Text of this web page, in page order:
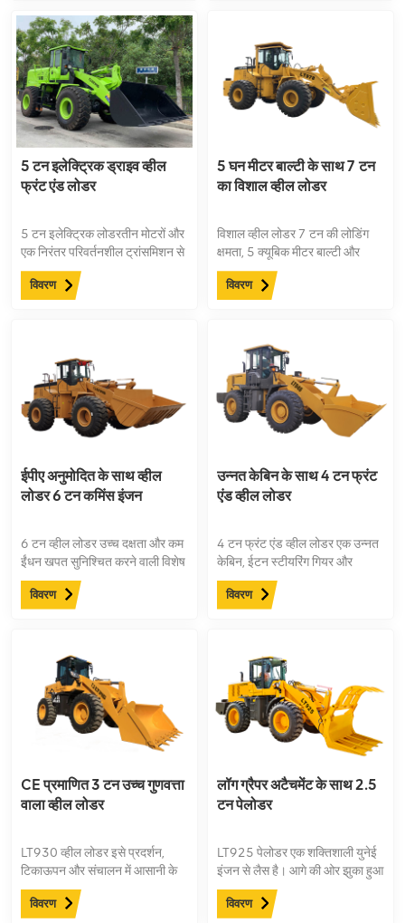
सबसे कठिन सामग्रियों को आसानी से
संभालता है। तेज़ चक्र समय के साथ
अपनी दक्षता बढ़ाएँ 6.8 सेकंड से
कमनिर्माण और खदानों में मांगलिक कार्य
के लिए आदर्श, यह विश्वसनीय फ्रंट एंड
वहां शक्तिशाली और कुशल प्रदर्शन
प्रदान करता है।
5 टन इलेक्ट्रिक ड्राइव व्हील
फ्रंट एंड लोडर
5 टन इलेक्ट्रिक लोडरतीन मोटरों और
एक निरंतर परिवर्तनशील ट्रांसमिशन से
सुसज्जित, यह शक्तिशाली मशीन जटिल
कार्य परिस्थितियों को आसानी से
डिज़ाइन के साथ, यह न केवल
परिचालन लागत को कम करता है, बल्कि
एक स्वच्छ और हरित पर्यावरण में भी
योगदान देता है।
विवरण
5 घन मीटर बाल्टी के साथ 7 टन
का विशाल व्हील लोडर
विशाल व्हील लोडर 7 टन की लोडिंग
क्षमता, 5 क्यूबिक मीटर बाल्टी और
199 किलोवाट वीचाई इंजन और
वैकल्पिक कमिंस इंजन उपलब्ध है।
विवरण
ईपीए अनुमोदित के साथ व्हील
लोडर 6 टन कमिंस इंजन
6 टन व्हील लोडर उच्च दक्षता और कम
ईंधन खपत सुनिश्चित करने वाली विशेष
ऊर्जा-बचत प्रौद्योगिकियों जैसे दोहरे पंप
स्प्लिट फ्लो और प्राथमिकता स्टीयरिंग
लिंकेज वर्किंग डिवाइस शक्तिशाली
खुदाई क्षमताओं के साथ मजबूत और ठोस
बाल्टी संचालन को सक्षम बनाता है।
हाइड्रोलिक होसेस को सौंदर्यशास्त्र
और स्थायित्व के संयोजन से बड़े करीने
से व्यवस्थित किया गया है।
विवरण
उन्नत केबिन के साथ 4 टन फ्रंट
एंड व्हील लोडर
4 टन फ्रंट एंड व्हील लोडर एक उन्नत
केबिन, ईटन स्टीयरिंग गियर और
प्राथमिकता वाल्व, 20.5-25-25
एओलस टायर, शक्तिशाली इंजन
सामना कर सकता है।
विवरण
CE प्रमाणित 3 टन उच्च गुणवत्ता
वाला व्हील लोडर
LT930 व्हील लोडर इसे प्रदर्शन,
टिकाऊपन और संचालन में आसानी के
लिए डिज़ाइन किया गया है। इसमें बेहतर
सुरक्षा के लिए एक उच्च-परिशुद्धता वाला
विवरण
लॉग ग्रैपर अटैचमेंट के साथ 2.5
टन पेलोडर
LT925 पेलोडर एक शक्तिशाली युनेई
इंजन से लैस है। आगे की ओर झुका हुआ
मोटा फ्रेम, मज़बूत बॉडी। इसे विभिन्न
अटैचमेंट से सुसज्जित किया जा सकता
विवरण